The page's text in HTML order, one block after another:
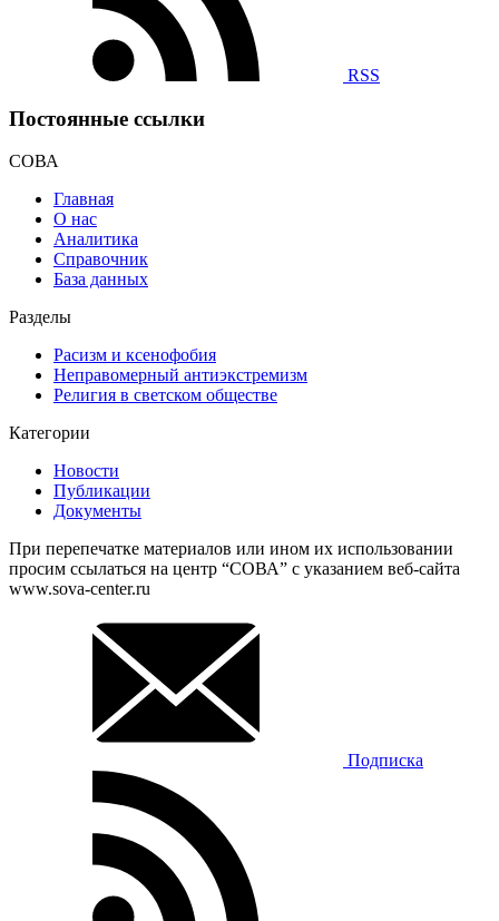
RSS
Постоянные ссылки
СОВА
Главная
О нас
Аналитика
Справочник
База данных
Разделы
Расизм и ксенофобия
Неправомерный антиэкстремизм
Религия в светском обществе
Категории
Новости
Публикации
Документы
При перепечатке материалов или ином их использовании
просим ссылаться на центр “СОВА” с указанием веб-сайта
www.sova-center.ru
Подписка